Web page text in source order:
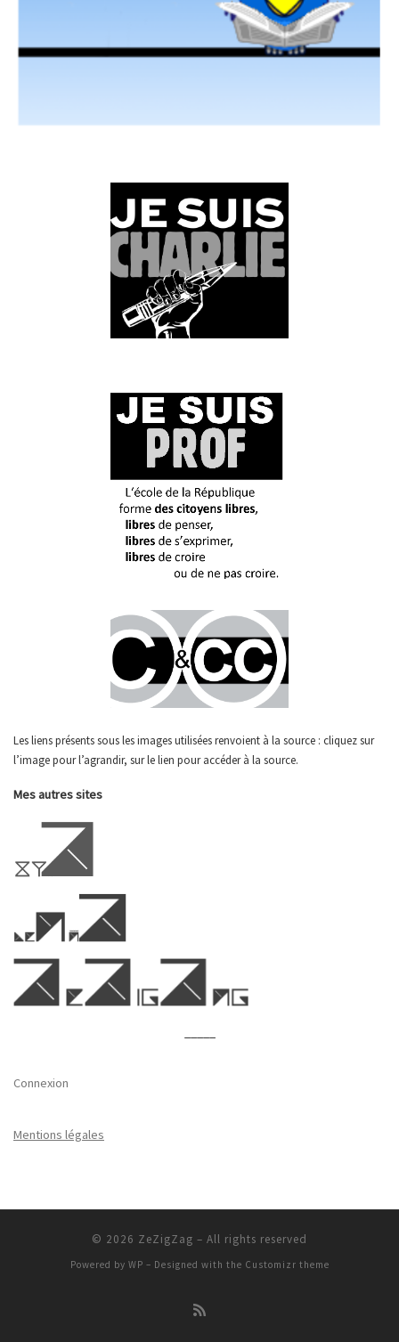
Les liens présents sous les images utilisées renvoient à la source : cliquez sur
l’image pour l’agrandir, sur le lien pour accéder à la source.
Mes autres sites
Connexion
Mentions légales
© 2026 ZeZigZag – All rights reserved
Powered by WP – Designed with the Customizr theme